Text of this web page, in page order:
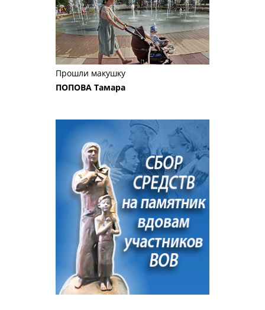
Прошли макушку
ПОПОВА Тамара